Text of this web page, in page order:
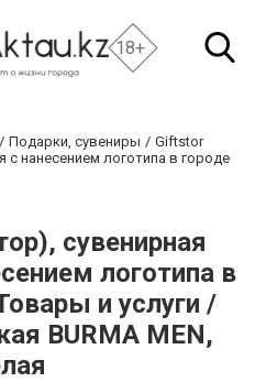
18+
Подарки, сувениры
Giftstor
с нанесением логотипа в городе
сувенирная
логотипа в
и услуги /
BURMA MEN,